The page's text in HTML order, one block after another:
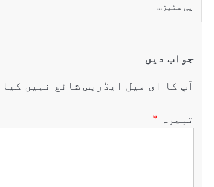
پی سٹیز…
جواب دیں
آپ کا ای میل ایڈریس شائع نہیں
تبصرہ *